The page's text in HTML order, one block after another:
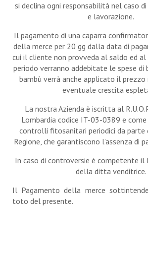
si declina ogni responsabilità nel caso
e lavorazione.
Il pagamento di una caparra
della merce per 20 gg dalla data di
cui il cliente non provveda al saldo ed
periodo verranno addebitate le spese di
bambù verrà anche applicato il
eventuale crescita
La nostra Azienda è iscritta al
Lombardia codice IT-03-0389 e
controlli fitosanitari periodici da
Regione, che garantiscono l’assenza di
In caso di controversie è competente il
della ditta venditrice.
Il Pagamento della merce
toto del presente.